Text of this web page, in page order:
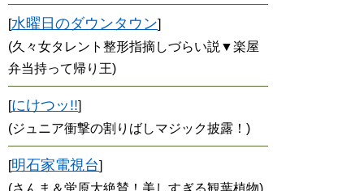
[水曜日のダウンタウン]
(久々女タレント整形指摘しづらい説▼楽屋
弁当持って帰り王)
[にけつッ!!]
(ジュニア衝撃の割りばしマジック披露！)
[明石家電視台]
(さんま＆蛍原大絶賛！美しすぎる観葉植物)